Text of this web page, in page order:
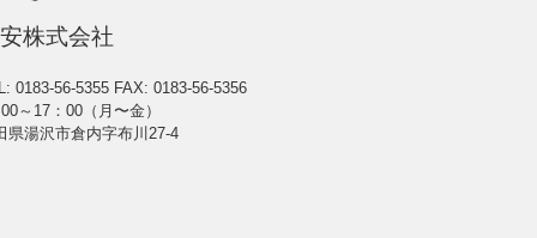
株式会社
0183-56-5355 FAX: 0183-56-5356
～17：00（月〜金）
県湯沢市倉内字布川27-4